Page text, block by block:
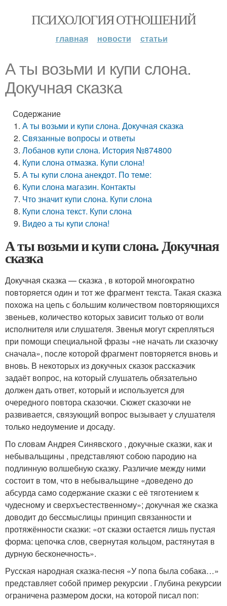
ПСИХОЛОГИЯ ОТНОШЕНИЙ
главная новости статьи
А ты возьми и купи слона.
Докучная сказка
Содержание
А ты возьми и купи слона. Докучная сказка
Связанные вопросы и ответы
Лобанов купи слона. История №874800
Купи слона отмазка. Купи слона!
А ты купи слона анекдот. По теме:
Купи слона магазин. Контакты
Что значит купи слона. Купи слона
Купи слона текст. Купи слона
Видео а ты купи слона!
А ты возьми и купи слона. Докучная
сказка
Докучная сказка — сказка , в которой многократно
повторяется один и тот же фрагмент текста. Такая сказка
похожа на цепь с большим количеством повторяющихся
звеньев, количество которых зависит только от воли
исполнителя или слушателя. Звенья могут скрепляться
при помощи специальной фразы «не начать ли сказочку
сначала», после которой фрагмент повторяется вновь и
вновь. В некоторых из докучных сказок рассказчик
задаёт вопрос, на который слушатель обязательно
должен дать ответ, который и используется для
очередного повтора сказочки. Сюжет сказочки не
развивается, связующий вопрос вызывает у слушателя
только недоумение и досаду.
По словам Андрея Синявского , докучные сказки, как и
небывальщины , представляют собою пародию на
подлинную волшебную сказку. Различие между ними
состоит в том, что в небывальщине «доведено до
абсурда само содержание сказки с её тяготением к
чудесному и сверхъестественному»; докучная же сказка
доводит до бессмыслицы принцип связанности и
протяжённости сказки: «от сказки остается лишь пустая
форма: цепочка слов, свернутая кольцом, растянутая в
дурную бесконечность».
Русская народная сказка-песня «У попа была собака…»
представляет собой пример рекурсии . Глубина рекурсии
ограничена размером доски, на которой писал поп: